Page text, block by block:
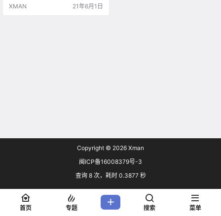
（国内价格怕是要翻三倍）
XMAN 21年6月1日
Copyright © 2026 Xman
闽ICP备16008379号-3
查询 8 次，耗时 0.3877 秒
首页 专题 搜索 菜单